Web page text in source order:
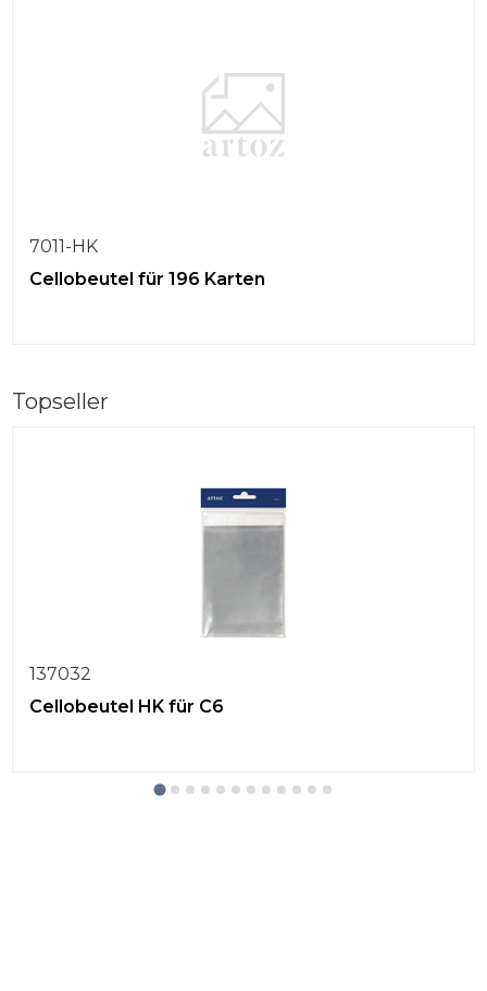
7011-HK
Cellobeutel für 196 Karten
Topseller
137032
Cellobeutel HK für C6